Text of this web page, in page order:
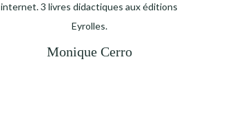
internet. 3 livres didactiques aux éditions
Eyrolles.
Monique Cerro